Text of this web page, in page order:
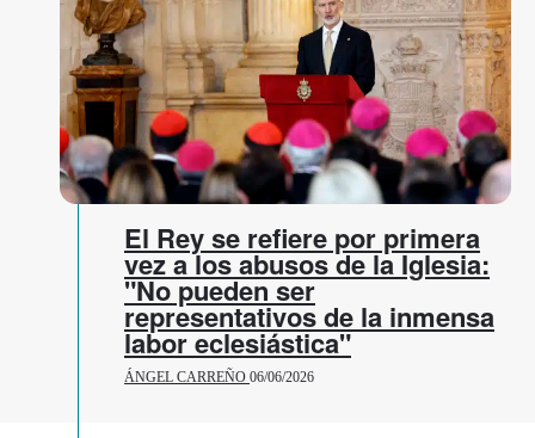
El Rey se refiere por primera
vez a los abusos de la Iglesia:
"No pueden ser
representativos de la inmensa
labor eclesiástica"
ÁNGEL CARREÑO 06/06/2026